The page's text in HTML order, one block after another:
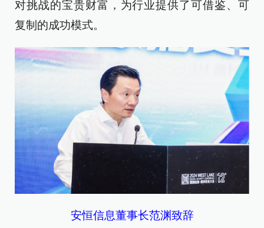
对挑战的宝贵财富，为行业提供了可借鉴、可
复制的成功模式。
安恒信息董事长范渊致辞